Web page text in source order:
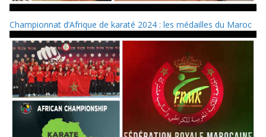
Championnat d’Afrique de karaté 2024 : les médailles du Maroc